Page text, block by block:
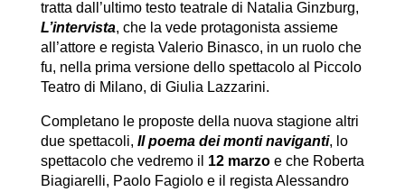
tratta dall’ultimo testo teatrale di Natalia Ginzburg,
L’intervista, che la vede protagonista assieme
all’attore e regista Valerio Binasco, in un ruolo che
fu, nella prima versione dello spettacolo al Piccolo
Teatro di Milano, di Giulia Lazzarini.
Completano le proposte della nuova stagione altri
due spettacoli, Il poema dei monti naviganti, lo
spettacolo che vedremo il 12 marzoe che Roberta
Biagiarelli, Paolo Fagiolo e il regista Alessandro